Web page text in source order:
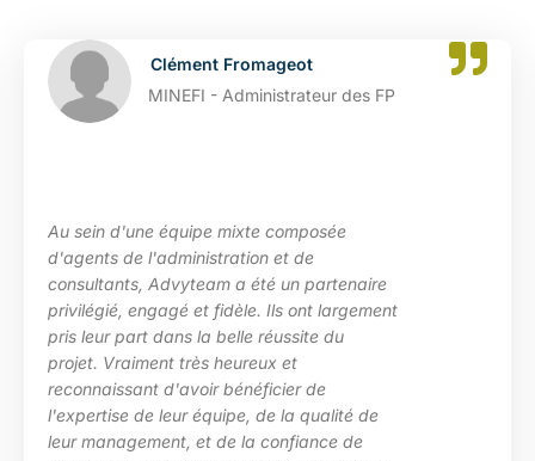
Fromageot
- Administrateur des FP
mixte composée
et de
a été un partenaire
fidèle. Ils ont largement
la belle réussite du
heureux et
bénéficier de
équipe, de la qualité de
et de la confiance de